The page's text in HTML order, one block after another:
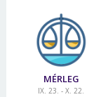
MÉRLEG
IX. 23. - X. 22.